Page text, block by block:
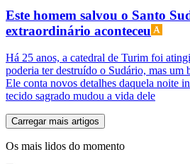
Este homem salvou o Santo
extraordinário aconteceu
Há 25 anos, a catedral de Turim foi
poderia ter destruído o Sudário, mas um
Ele conta novos detalhes daquela noite
tecido sagrado mudou a vida dele
Carregar mais artigos
Os mais lidos do momento